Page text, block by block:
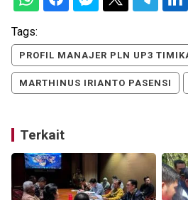
Tags:
PROFIL MANAJER PLN UP3
MARTHINUS IRIANTO PASENSI
Terkait